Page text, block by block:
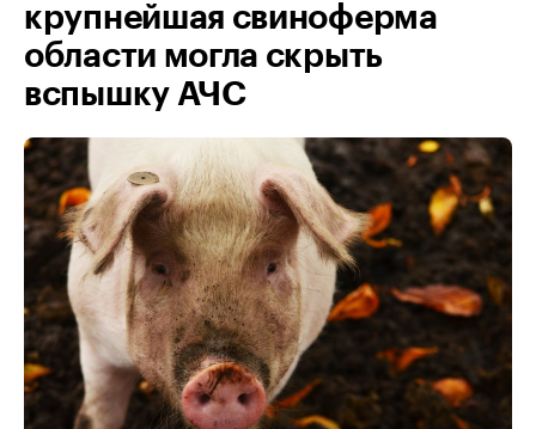
крупнейшая свиноферма
области могла скрыть
вспышку АЧС